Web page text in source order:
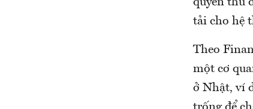
quyền thủ
tải cho hệ
Theo
một cơ
ở Nhật, ví